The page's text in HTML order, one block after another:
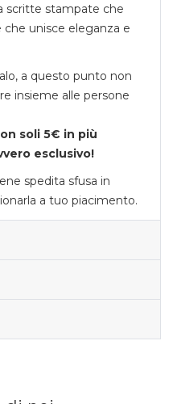
scritte stampate che
unisce eleganza e
a questo punto non
insieme alle persone
soli 5€ in più
esclusivo!
spedita sfusa in
a tuo piacimento.